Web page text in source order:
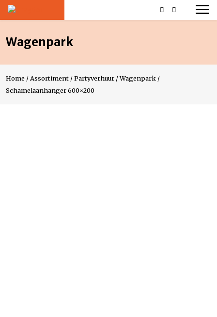
Wagenpark
Home / Assortiment /Partyverhuur /Wagenpark /
Schamelaanhanger 600×200